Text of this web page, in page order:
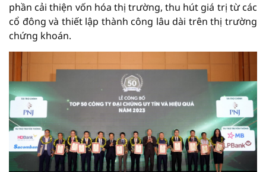
phần cải thiện vốn hóa thị trường, thu hút giá trị từ các
cổ đông và thiết lập thành công lâu dài trên thị trường
chứng khoán.